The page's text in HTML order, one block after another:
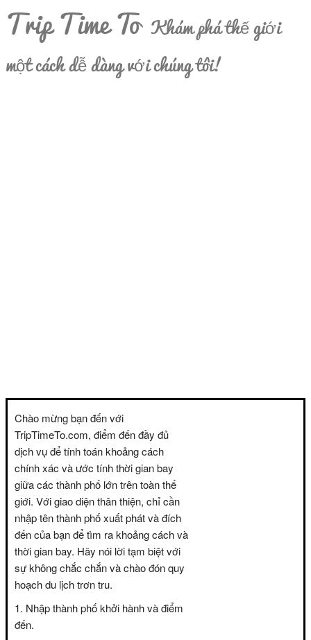
Trip Time To Khám phá thế giới
một cách dễ dàng với chúng tôi!
Chào mừng bạn đến với
TripTimeTo.com, điểm đến đầy đủ
dịch vụ để tính toán khoảng cách
chính xác và ước tính thời gian bay
giữa các thành phố lớn trên toàn thế
giới. Với giao diện thân thiện, chỉ cần
nhập tên thành phố xuất phát và đích
đến của bạn để tìm ra khoảng cách và
thời gian bay. Hãy nói lời tạm biệt với
sự không chắc chắn và chào đón quy
hoạch du lịch trơn tru.
Nhập thành phố khởi hành và điểm
đến.